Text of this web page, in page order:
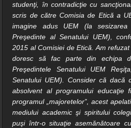
studenţi, în contradicţie cu
scris de către Comisia de Etică a
imagine adus UEM (la
Preşedinte al Senatului UEM),
2015 al Comisiei de Etică. Am
doresc să fac parte din echipa
Preşedintele Senatului UEM
Senatului UEM). Consider că dacă
absolvent al programului educaţie
programul „majoretelor”, acest
mediului academic şi spiritului
puşi într-o situaţie asemănătoare